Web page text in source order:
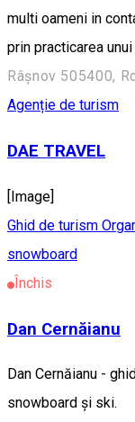
multi oameni in
prin practicarea
Râșnov 505400,
Agenție de turism
DAE TRAVEL
[Image]
Ghid de turism
snowboard
Închis
Dan Cernăianu
Dan Cernăianu -
snowboard și ski.